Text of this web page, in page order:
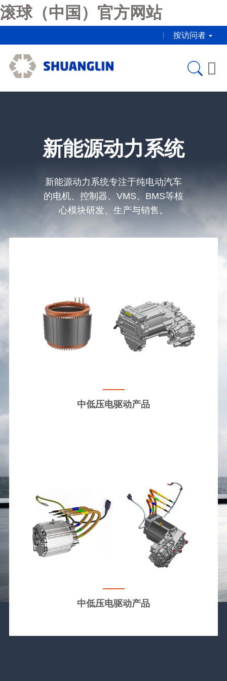
滚球（中国）官方网站
按访问者

新能源动力系统
新能源动力系统专注于纯电动汽车
的电机、控制器、VMS、BMS等核
心模块研发、生产与销售。
中低压电驱动产品
中低压电驱动产品